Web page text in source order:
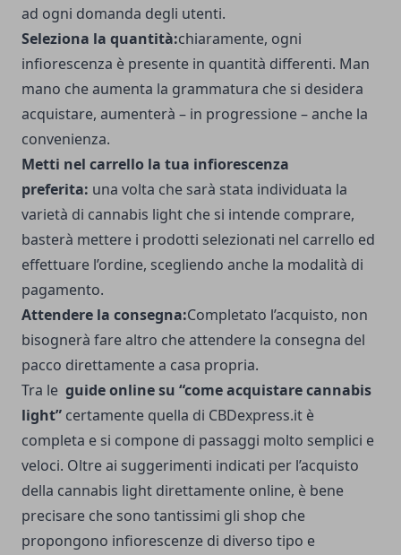
ad ogni domanda degli utenti.
Seleziona la quantità:chiaramente, ogni
infiorescenza è presente in quantità differenti. Man
mano che aumenta la grammatura che si desidera
acquistare, aumenterà – in progressione – anche la
convenienza.
Metti nel carrello la tua infiorescenza
preferita: una volta che sarà stata individuata la
varietà di cannabis light che si intende comprare,
basterà mettere i prodotti selezionati nel carrello ed
effettuare l’ordine, scegliendo anche la modalità di
pagamento.
Attendere la consegna:Completato l’acquisto, non
bisognerà fare altro che attendere la consegna del
pacco direttamente a casa propria.
Tra le guide online su “come acquistare cannabis
light” certamente quella di CBDexpress.it è
completa e si compone di passaggi molto semplici e
veloci. Oltre ai suggerimenti indicati per l’acquisto
della cannabis light direttamente online, è bene
precisare che sono tantissimi gli shop che
propongono infiorescenze di diverso tipo e